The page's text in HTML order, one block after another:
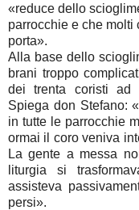
«reduce dello
parrocchie e che molti
porta».
Alla base dello
brani troppo
dei trenta coristi ad
Spiega don Stefano:
in tutte le parrocchie
ormai il coro veniva
La gente a messa
liturgia si
assisteva
persi».